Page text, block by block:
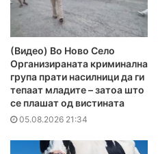
(Видео) Во Ново Село
Организираната криминална
група прати насилници да ги
тепаат младите – затоа што
се плашат од вистината
05.08.2026 21:34